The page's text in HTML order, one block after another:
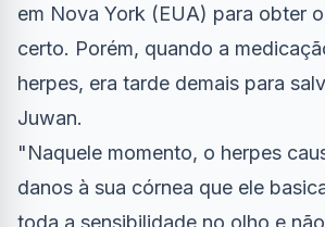
em Nova York (EUA) para obter
certo. Porém, quando a
herpes, era tarde demais para
Juwan.
"Naquele momento, o herpes
danos à sua córnea que ele
toda a sensibilidade no olho e